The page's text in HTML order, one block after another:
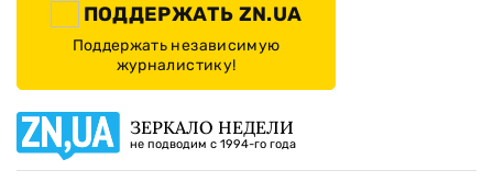
ПОДДЕРЖАТЬ ZN.UA
Поддержать независимую
журналистику!
ЗЕРКАЛО НЕДЕЛИ
не подводим с 1994-го года